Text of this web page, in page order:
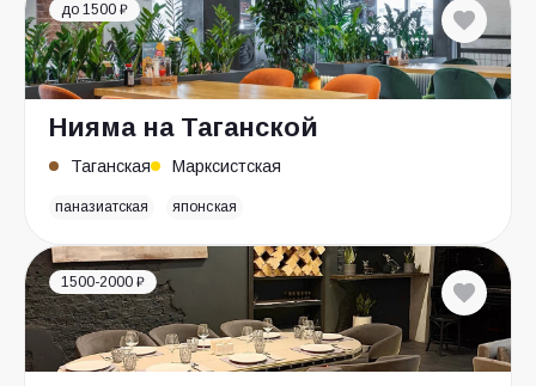
до 1500 ₽
Нияма на Таганской
Таганская Марксистская
паназиатская японская
1500-2000 ₽